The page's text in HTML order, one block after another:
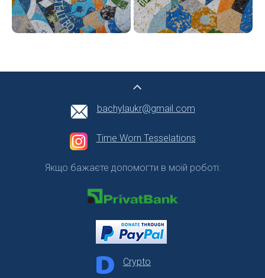
bachylaukr@gmail.com
Time Worn Tesselations
Якщо бажаєте допомогти в моїй роботі:
Crypto